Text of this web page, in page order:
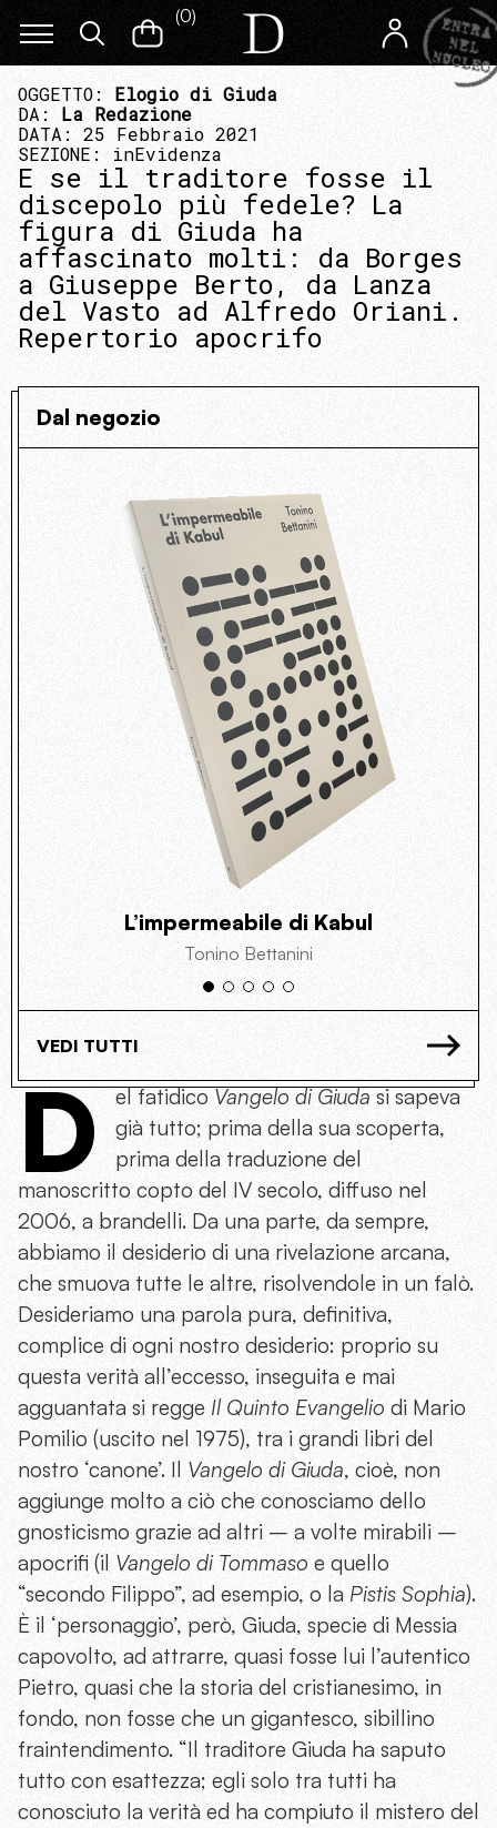
(0)
OGGETTO: Elogio di Giuda
DA: La Redazione
DATA: 25 Febbraio 2021
SEZIONE: inEvidenza
E se il traditore fosse il
discepolo più fedele? La
figura di Giuda ha
affascinato molti: da Borges
a Giuseppe Berto, da Lanza
del Vasto ad Alfredo Oriani.
Repertorio apocrifo
Dal negozio
L’impermeabile di Kabul
Tonino Bettanini
VEDI TUTTI
D el fatidicoVangelo di Giudasi sapeva
già tutto; prima della sua scoperta,
prima della traduzione del
manoscritto copto del IV secolo, diffuso nel
2006, a brandelli. Da una parte, da sempre,
abbiamo il desiderio di una rivelazione arcana,
che smuova tutte le altre, risolvendole in un falò.
Desideriamo una parola pura, definitiva,
complice di ogni nostro desiderio: proprio su
questa verità all’eccesso, inseguita e mai
agguantata si regge Il Quinto Evangelio di Mario
Pomilio (uscito nel 1975), tra i grandi libri del
nostro ‘canone’. Il Vangelo di Giuda, cioè, non
aggiunge molto a ciò che conosciamo dello
gnosticismo grazie ad altri – a volte mirabili –
apocrifi (il Vangelo di Tommaso e quello
“secondo Filippo”, ad esempio, o la Pistis Sophia).
È il ‘personaggio’, però, Giuda, specie di Messia
capovolto, ad attrarre, quasi fosse lui l’autentico
Pietro, quasi che la storia del cristianesimo, in
fondo, non fosse che un gigantesco, sibillino
fraintendimento. “Il traditore Giuda ha saputo
tutto con esattezza; egli solo tra tutti ha
conosciuto la verità ed ha compiuto il mistero del